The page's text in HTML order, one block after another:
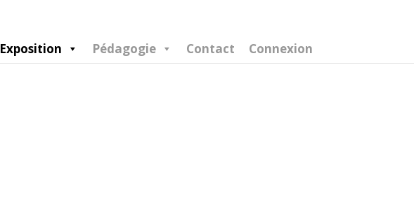
Exposition Pédagogie Contact Connexion